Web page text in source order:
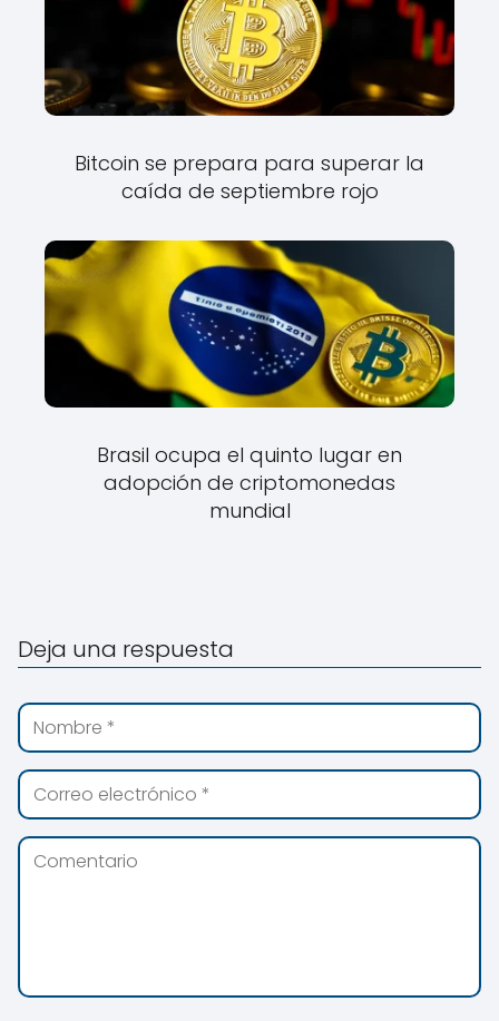
Bitcoin se prepara para superar la
caída de septiembre rojo
Brasil ocupa el quinto lugar en
adopción de criptomonedas
mundial
Deja una respuesta